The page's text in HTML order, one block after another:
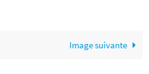
Image suivante